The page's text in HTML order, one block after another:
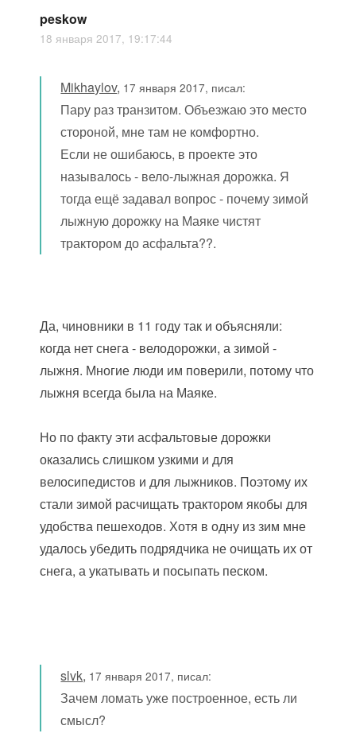
peskow
18 января 2017, 19:17:44
Mikhaylov, 17 января 2017, писал:
Пару раз транзитом. Объезжаю это место
стороной, мне там не комфортно.
Если не ошибаюсь, в проекте это
называлось - вело-лыжная дорожка. Я
тогда ещё задавал вопрос - почему зимой
лыжную дорожку на Маяке чистят
трактором до асфальта??.
Да, чиновники в 11 году так и объясняли:
когда нет снега - велодорожки, а зимой -
лыжня. Многие люди им поверили, потому что
лыжня всегда была на Маяке.
Но по факту эти асфальтовые дорожки
оказались слишком узкими и для
велосипедистов и для лыжников. Поэтому их
стали зимой расчищать трактором якобы для
удобства пешеходов. Хотя в одну из зим мне
удалось убедить подрядчика не очищать их от
снега, а укатывать и посыпать песком.
slvk, 17 января 2017, писал:
Зачем ломать уже построенное, есть ли
смысл?